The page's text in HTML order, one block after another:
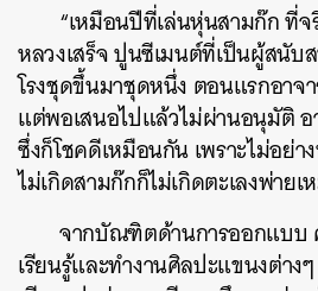
“เหมือนปีที่เล่นหุ่นสามก๊ก ที่
หลวงเสร็จ ปูนซีเมนต์ที่เป็นผู้สนับ
โรงชุดขึ้นมาชุดหนึ่ง ตอนแรกอา
แต่พอเสนอไปแล้วไม่ผ่านอนุมัติ อ
ซึ่งก็โชคดีเหมือนกัน เพราะไม่อย่า
ไม่เกิดสามก๊กก็ไม่เกิดตะเลงพ่าย
จากบัณฑิตด้านการออกแบบ
เรียนรู้และทำงานศิลปะแขนงต่าง
ค้นหา